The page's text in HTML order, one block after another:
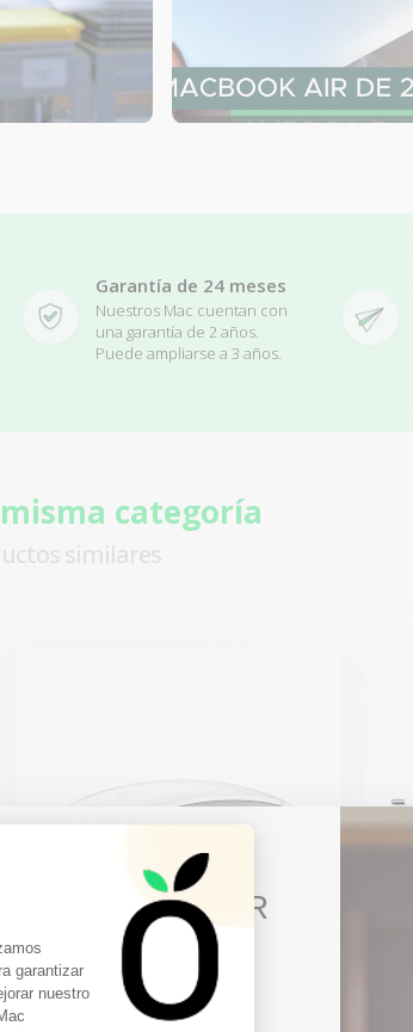
Garantía de 24 meses
Nuestros Mac cuentan con
una garantía de 2 años.
Puede ampliarse a 3 años.
misma categoría
similares
Ratón Apple Magic
Mouse 3 sin cable USBC -
FREE ON YOUR
ORDER
up to receive your discount.